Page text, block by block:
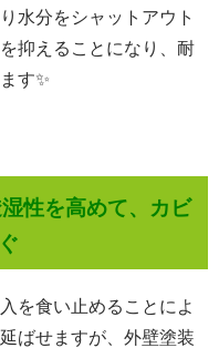
水分をシャットアウト
抑えることになり、耐
す✨
性を高めて、カビ
を食い止めることによ
ばせますが、外壁塗装